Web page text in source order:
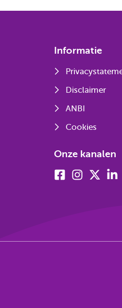
Informatie
Disclaimer
ANBI
Cookies
Onze kanalen
FacebookInstagram